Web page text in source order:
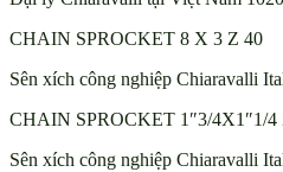
CHAIN SPROCKET 8 X 3 Z 40
Sên xích công nghiệp Chiaravalli
CHAIN SPROCKET 1″3/4X1″1/4
Sên xích công nghiệp Chiaravalli